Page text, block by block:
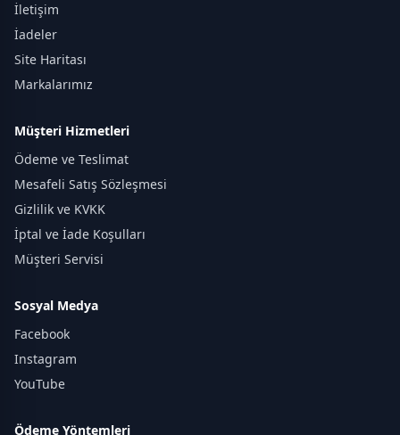
İletişim
İadeler
Site Haritası
Markalarımız
Müşteri Hizmetleri
Ödeme ve Teslimat
Mesafeli Satış Sözleşmesi
Gizlilik ve KVKK
İptal ve İade Koşulları
Müşteri Servisi
Sosyal Medya
Facebook
Instagram
YouTube
Ödeme Yöntemleri